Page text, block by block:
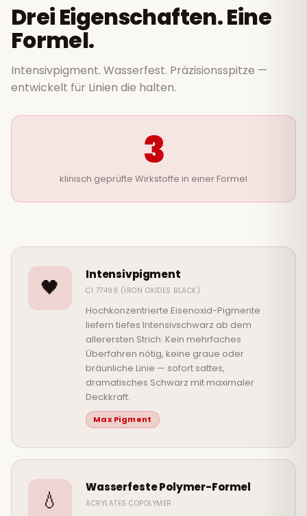
Drei Eigenschaften. Eine
Formel.
Intensivpigment. Wasserfest. Präzisionsspitze —
entwickelt für Linien die halten.
3
klinisch geprüfte Wirkstoffe in einer Formel
🖤
Intensivpigment
CI 77499 (IRON OXIDES BLACK)
Hochkonzentrierte Eisenoxid-Pigmente
liefern tiefes Intensivschwarz ab dem
allerersten Strich. Kein mehrfaches
Überfahren nötig, keine graue oder
bräunliche Linie — sofort sattes,
dramatisches Schwarz mit maximaler
Deckkraft.
Max Pigment
💧
Wasserfeste Polymer-Formel
ACRYLATES COPOLYMER